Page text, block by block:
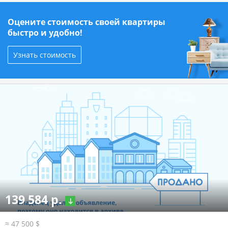
Оцените стоимость своей квартиры
быстро и удобно!
Узнать стоимость
139 584 р.
≈ 47 500 $